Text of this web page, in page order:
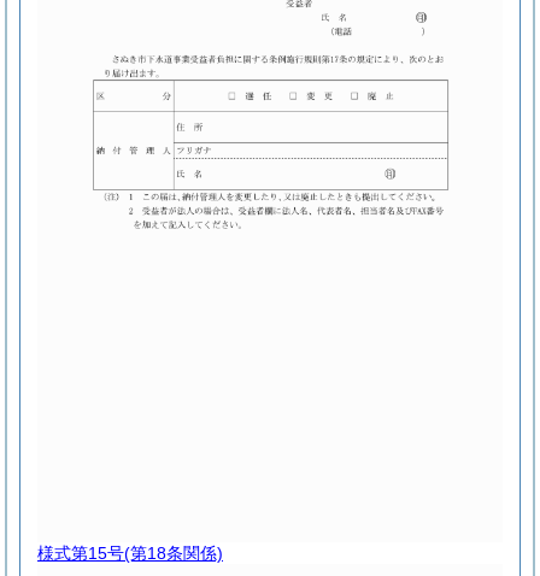
様式第15号(第18条関係)